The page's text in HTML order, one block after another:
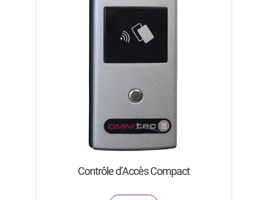
Contrôle d’Accès Compact